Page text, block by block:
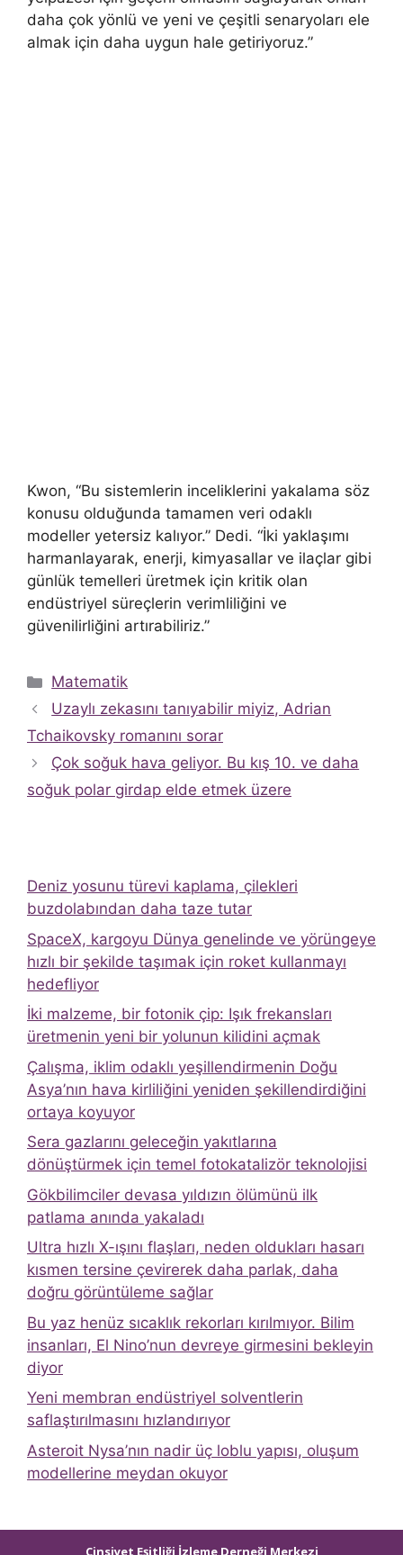
daha çok yönlü ve yeni ve çeşitli senaryoları ele
almak için daha uygun hale getiriyoruz.”
Kwon, “Bu sistemlerin inceliklerini yakalama söz
konusu olduğunda tamamen veri odaklı
modeller yetersiz kalıyor.” Dedi. “İki yaklaşımı
harmanlayarak, enerji, kimyasallar ve ilaçlar gibi
günlük temelleri üretmek için kritik olan
endüstriyel süreçlerin verimliliğini ve
güvenilirliğini artırabiliriz.”
Kategoriler
Matematik
Uzaylı zekasını tanıyabilir miyiz, Adrian
Tchaikovsky romanını sorar
Çok soğuk hava geliyor. Bu kış 10. ve daha
soğuk polar girdap elde etmek üzere
Deniz yosunu türevi kaplama, çilekleri
buzdolabından daha taze tutar
SpaceX, kargoyu Dünya genelinde ve yörüngeye
hızlı bir şekilde taşımak için roket kullanmayı
hedefliyor
İki malzeme, bir fotonik çip: Işık frekansları
üretmenin yeni bir yolunun kilidini açmak
Çalışma, iklim odaklı yeşillendirmenin Doğu
Asya’nın hava kirliliğini yeniden şekillendirdiğini
ortaya koyuyor
Sera gazlarını geleceğin yakıtlarına
dönüştürmek için temel fotokatalizör teknolojisi
Gökbilimciler devasa yıldızın ölümünü ilk
patlama anında yakaladı
Ultra hızlı X-ışını flaşları, neden oldukları hasarı
kısmen tersine çevirerek daha parlak, daha
doğru görüntüleme sağlar
Bu yaz henüz sıcaklık rekorları kırılmıyor. Bilim
insanları, El Nino’nun devreye girmesini bekleyin
diyor
Yeni membran endüstriyel solventlerin
saflaştırılmasını hızlandırıyor
Asteroit Nysa’nın nadir üç loblu yapısı, oluşum
modellerine meydan okuyor
Cinsiyet Eşitliği İzleme Derneği Merkezi